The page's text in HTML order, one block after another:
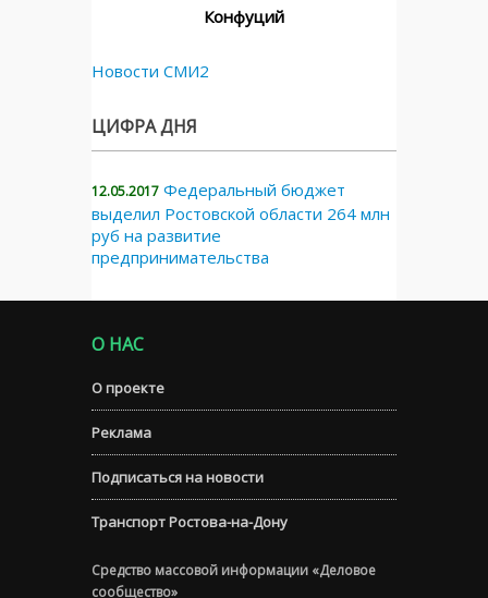
Конфуций
Новости СМИ2
ЦИФРА ДНЯ
12.05.2017 Федеральный бюджет
выделил Ростовской области 264 млн
руб на развитие
предпринимательства
О НАС
О проекте
Реклама
Подписаться на новости
Транспорт Ростова-на-Дону
Средство массовой информации «Деловое
сообщество»